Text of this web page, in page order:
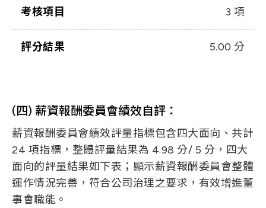
考核項目 3 項
評分結果 5.00 分
(四) 薪資報酬委員會績效自評：
薪資報酬委員會績效評量指標包含四大面向、共計
24 項指標，整體評量結果為 4.98 分/ 5 分，四大
面向的評量結果如下表；顯示薪資報酬委員會整體
運作情況完善，符合公司治理之要求，有效增進董
事會職能。